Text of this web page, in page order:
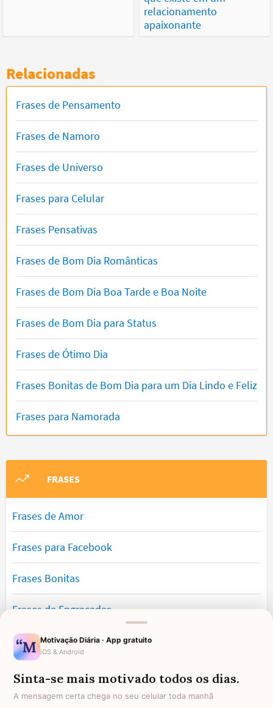
relacionamento
apaixonante
Relacionadas
Frases de Pensamento
Frases de Namoro
Frases de Universo
Frases para Celular
Frases Pensativas
Frases de Bom Dia Românticas
Frases de Bom Dia Boa Tarde e Boa Noite
Frases de Bom Dia para Status
Frases de Ótimo Dia
Frases Bonitas de Bom Dia para um Dia Lindo e Feliz
Frases para Namorada
FRASES
Frases de Amor
Frases para Facebook
Frases Bonitas
Frases de Engraçadas
Frases Românticas
Frases de Reflexão
Frases Lindas
Motivação Diária · App gratuito
iOS & Android
Sinta-se mais motivado todos os dias.
A mensagem certa chega no seu celular toda manhã